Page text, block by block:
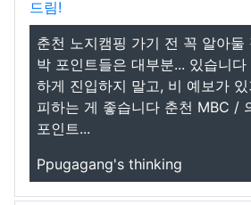
드림!
춘천 노지캠핑 가기 전 꼭 알아
박 포인트들은 대부분... 있습니
하게 진입하지 말고, 비 예보가
피하는 게 좋습니다 춘천 MBC /
포인트...
Ppugagang's thinking